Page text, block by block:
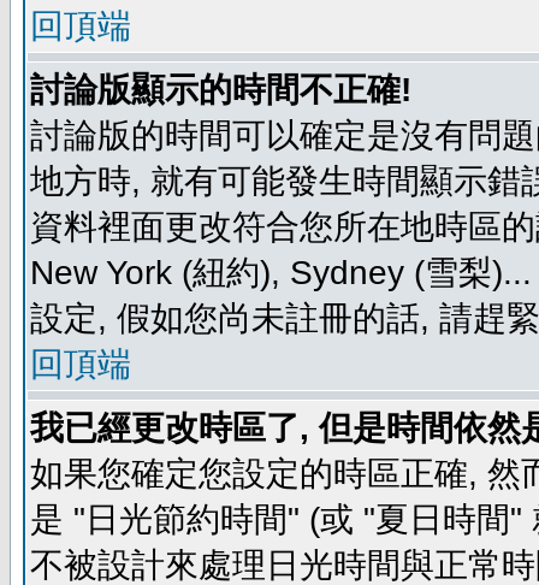
回頂端
討論版顯示的時間不正確!
討論版的時間可以確定是沒有問
地方時, 就有可能發生時間顯示
資料裡面更改符合您所在地時區
New York (紐約), Sydney (雪梨
設定, 假如您尚未註冊的話, 請趕
回頂端
我已經更改時區了, 但是時間依然
如果您確定您設定的時區正確,
是 "日光節約時間" (或 "夏日時間
不被設計來處理日光時間與正常